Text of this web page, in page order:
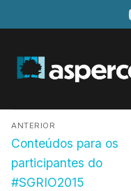
para
conteúdo
Navegação
de
Post
ANTERIOR
Post
anterior:
Conteúdos para os
participantes do
#SGRIO2015